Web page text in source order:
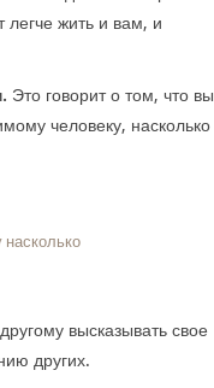
легче жить и вам, и
Это говорит о том, что вы
человеку, насколько
насколько
высказывать свое
других.